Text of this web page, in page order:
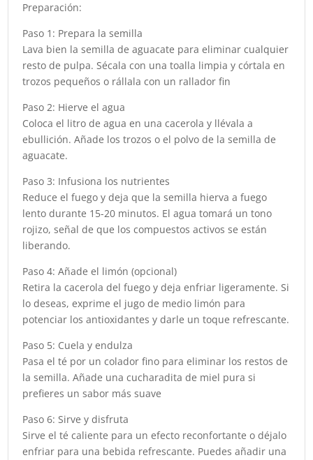
Preparación:
Paso 1: Prepara la semilla
Lava bien la semilla de aguacate para eliminar cualquier
resto de pulpa. Sécala con una toalla limpia y córtala en
trozos pequeños o rállala con un rallador fin
Paso 2: Hierve el agua
Coloca el litro de agua en una cacerola y llévala a
ebullición. Añade los trozos o el polvo de la semilla de
aguacate.
Paso 3: Infusiona los nutrientes
Reduce el fuego y deja que la semilla hierva a fuego
lento durante 15-20 minutos. El agua tomará un tono
rojizo, señal de que los compuestos activos se están
liberando.
Paso 4: Añade el limón (opcional)
Retira la cacerola del fuego y deja enfriar ligeramente. Si
lo deseas, exprime el jugo de medio limón para
potenciar los antioxidantes y darle un toque refrescante.
Paso 5: Cuela y endulza
Pasa el té por un colador fino para eliminar los restos de
la semilla. Añade una cucharadita de miel pura si
prefieres un sabor más suave
Paso 6: Sirve y disfruta
Sirve el té caliente para un efecto reconfortante o déjalo
enfriar para una bebida refrescante. Puedes añadir una